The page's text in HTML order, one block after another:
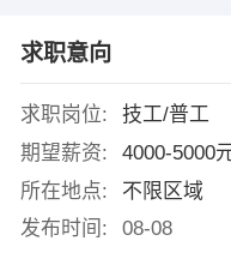
求职意向
求职岗位:
技工/普工
期望薪资:
4000-5000
所在地点:
不限区域
发布时间:
08-08